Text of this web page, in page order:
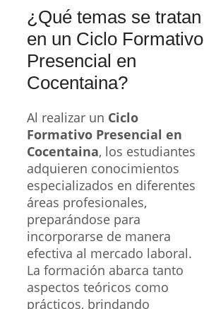
¿Qué temas se tratan
en un Ciclo Formativo
Presencial en
Cocentaina?
Al realizar un Ciclo
Formativo Presencial en
Cocentaina, los estudiantes
adquieren conocimientos
especializados en diferentes
áreas profesionales,
preparándose para
incorporarse de manera
efectiva al mercado laboral.
La formación abarca tanto
aspectos teóricos como
prácticos, brindando